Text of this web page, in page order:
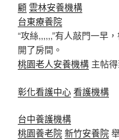
顧雲林安養機構
台東療養院
“攻絲,,,,,,”有人敲門一早
開了房間。
桃園老人安養機構 主帖
彰化看護中心看護機構
台中養護機構
桃園養老院新竹安養院